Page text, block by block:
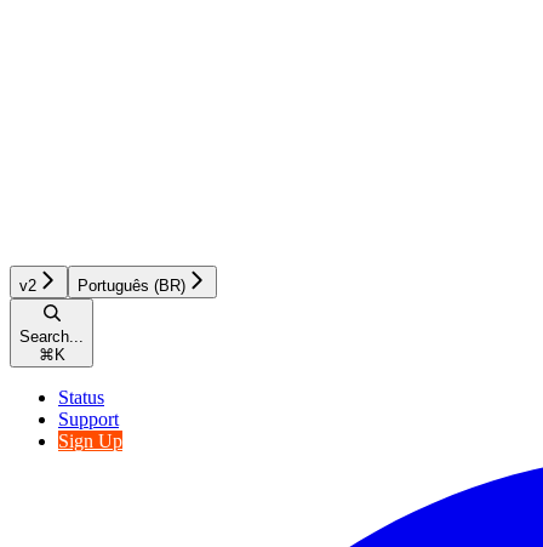
v2 Português (BR)
Search...
⌘ K
Status
Support
Sign Up